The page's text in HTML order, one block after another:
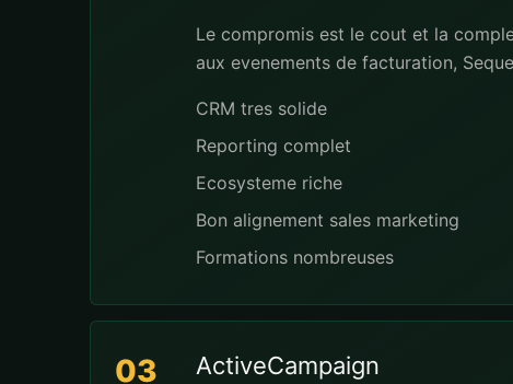
Le compromis est le cout et la
aux evenements de facturation,
CRM tres solide
Reporting complet
Ecosysteme riche
Bon alignement sales marketing
Formations nombreuses
03 ActiveCampaign